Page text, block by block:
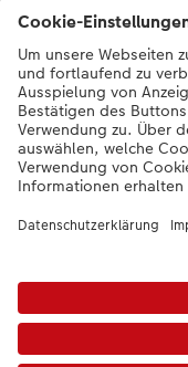
Service
Mehr zum CEWE